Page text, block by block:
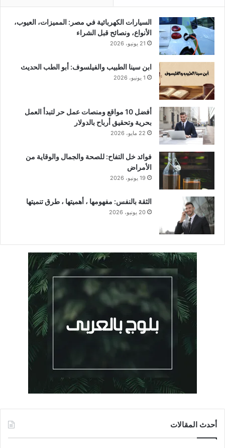
السيارات الكهربائية في مصر: المميزات، العيوب،
الأنواع، ونصائح قبل الشراء
21 يونيو، 2026
ابن سينا الطبيب والفيلسوف: أبو الطب الحديث
1 يونيو، 2026
أفضل 10 مواقع ومنصات عمل حر لتبدأ العمل
بحرية وتحقيق أرباح بالدولار
22 مايو، 2026
فوائد خل التفاح: للصحة والجمال والوقاية من
الأمراض
19 يونيو، 2026
الثقة بالنفس: مفهومها ، أهميتها ، طرق تنميتها
20 يونيو، 2026
أحدث المقالات